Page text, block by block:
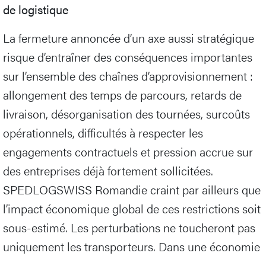
de logistique
La fermeture annoncée d’un axe aussi stratégique
risque d’entraîner des conséquences importantes
sur l’ensemble des chaînes d’approvisionnement :
allongement des temps de parcours, retards de
livraison, désorganisation des tournées, surcoûts
opérationnels, difficultés à respecter les
engagements contractuels et pression accrue sur
des entreprises déjà fortement sollicitées.
SPEDLOGSWISS Romandie craint par ailleurs que
l’impact économique global de ces restrictions soit
sous-estimé. Les perturbations ne toucheront pas
uniquement les transporteurs. Dans une économie